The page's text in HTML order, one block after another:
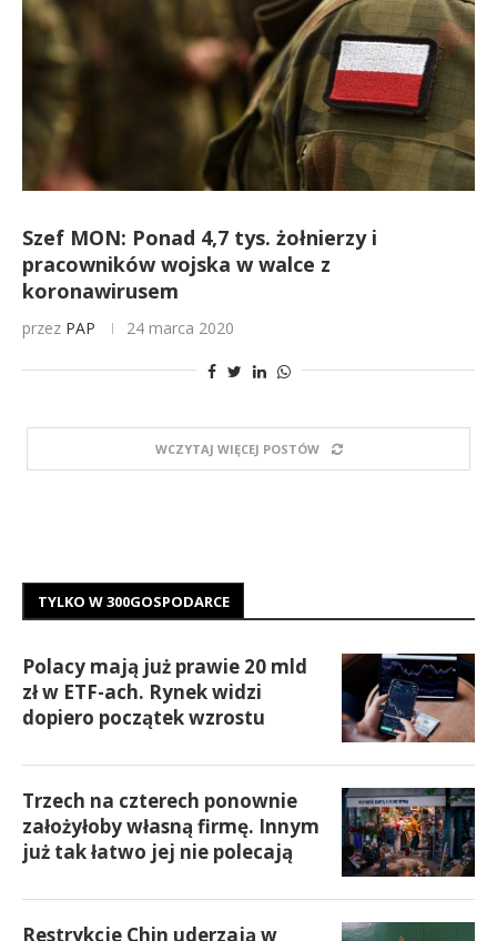
Szef MON: Ponad 4,7 tys. żołnierzy i
pracowników wojska w walce z
koronawirusem
przez PAP 24 marca 2020
WCZYTAJ WIĘCEJ POSTÓW
TYLKO W 300GOSPODARCE
Polacy mają już prawie 20 mld
zł w ETF-ach. Rynek widzi
dopiero początek wzrostu
Trzech na czterech ponownie
założyłoby własną firmę. Innym
już tak łatwo jej nie polecają
Restrykcje Chin uderzają w